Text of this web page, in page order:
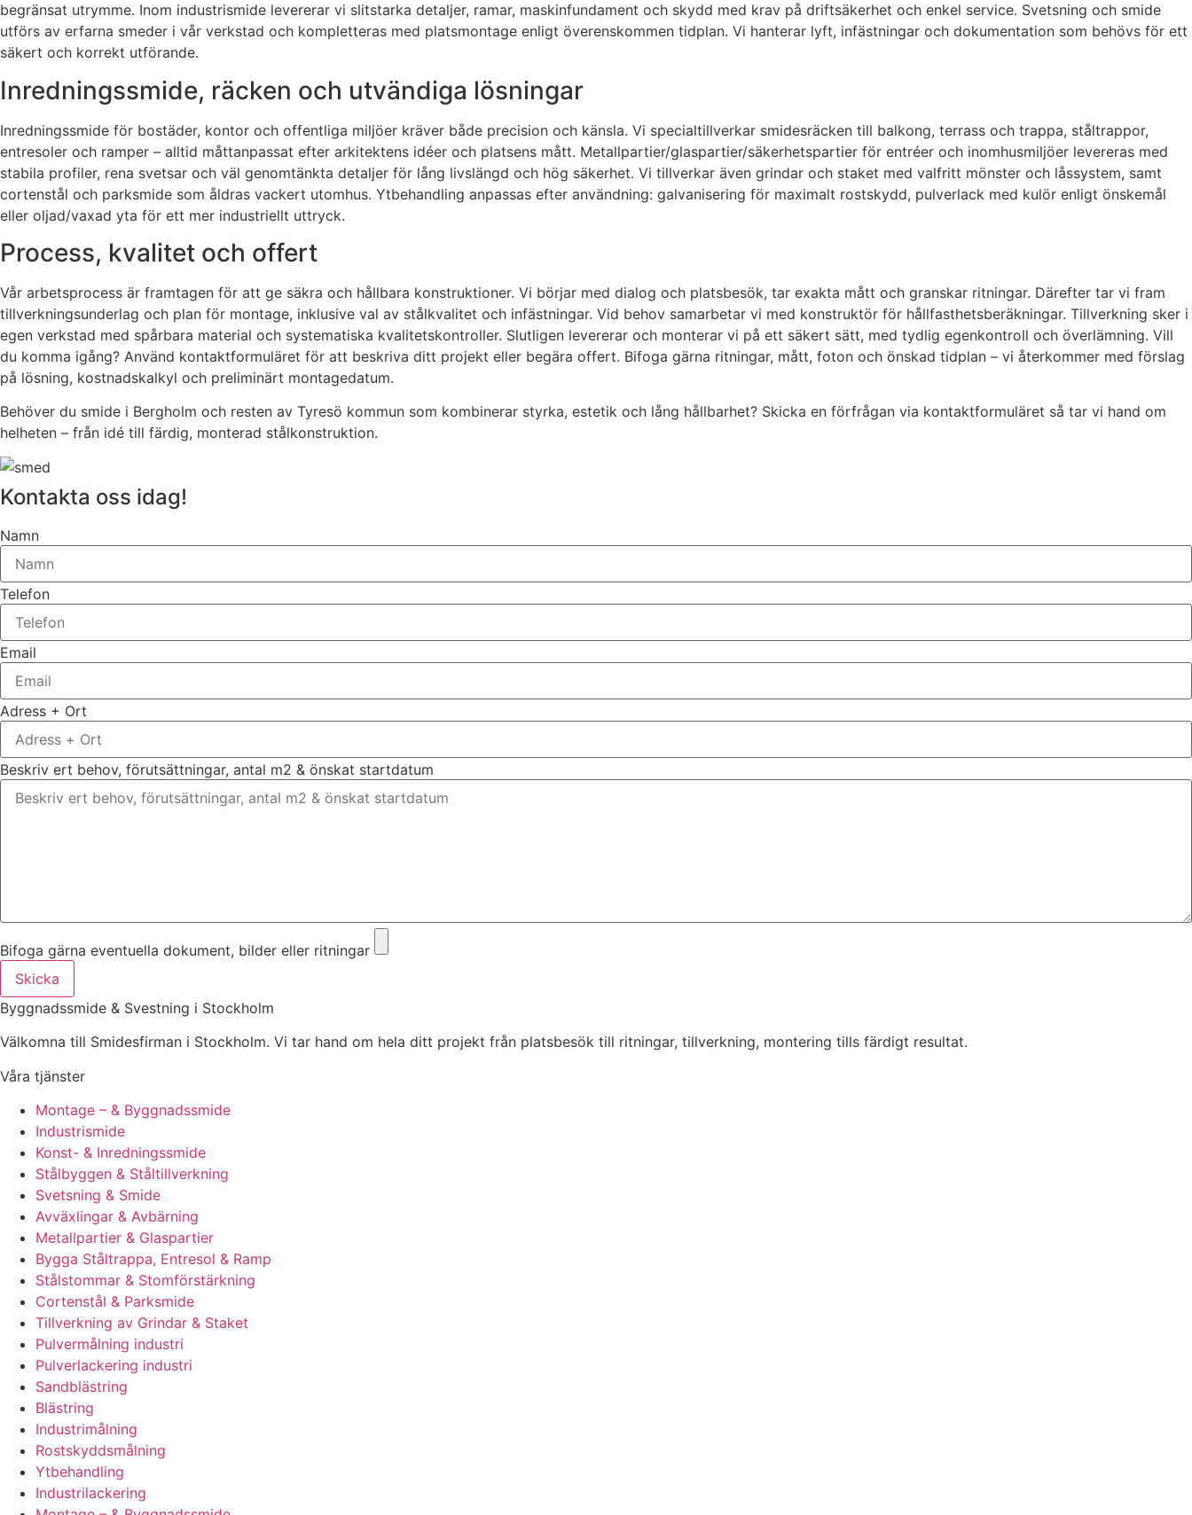
begränsat utrymme. Inom industrismide levererar vi slitstarka detaljer, ramar, maskinfundament och skydd med krav på driftsäkerhet och enkel service. Svetsning och smide
utförs av erfarna smeder i vår verkstad och kompletteras med platsmontage enligt överenskommen tidplan. Vi hanterar lyft, infästningar och dokumentation som behövs för ett
säkert och korrekt utförande.
Inredningssmide, räcken och utvändiga lösningar
Inredningssmide för bostäder, kontor och offentliga miljöer kräver både precision och känsla. Vi specialtillverkar smidesräcken till balkong, terrass och trappa, ståltrappor,
entresoler och ramper – alltid måttanpassat efter arkitektens idéer och platsens mått. Metallpartier/glaspartier/säkerhetspartier för entréer och inomhusmiljöer levereras med
stabila profiler, rena svetsar och väl genomtänkta detaljer för lång livslängd och hög säkerhet. Vi tillverkar även grindar och staket med valfritt mönster och låssystem, samt
cortenstål och parksmide som åldras vackert utomhus. Ytbehandling anpassas efter användning: galvanisering för maximalt rostskydd, pulverlack med kulör enligt önskemål
eller oljad/vaxad yta för ett mer industriellt uttryck.
Process, kvalitet och offert
Vår arbetsprocess är framtagen för att ge säkra och hållbara konstruktioner. Vi börjar med dialog och platsbesök, tar exakta mått och granskar ritningar. Därefter tar vi fram
tillverkningsunderlag och plan för montage, inklusive val av stålkvalitet och infästningar. Vid behov samarbetar vi med konstruktör för hållfasthetsberäkningar. Tillverkning sker i
egen verkstad med spårbara material och systematiska kvalitetskontroller. Slutligen levererar och monterar vi på ett säkert sätt, med tydlig egenkontroll och överlämning. Vill
du komma igång? Använd kontaktformuläret för att beskriva ditt projekt eller begära offert. Bifoga gärna ritningar, mått, foton och önskad tidplan – vi återkommer med förslag
på lösning, kostnadskalkyl och preliminärt montagedatum.
Behöver du smide i Bergholm och resten av Tyresö kommun som kombinerar styrka, estetik och lång hållbarhet? Skicka en förfrågan via kontaktformuläret så tar vi hand om
helheten – från idé till färdig, monterad stålkonstruktion.
Kontakta oss idag!
Namn
Telefon
Email
Adress + Ort
Beskriv ert behov, förutsättningar, antal m2 & önskat startdatum
Bifoga gärna eventuella dokument, bilder eller ritningar
Skicka
Byggnadssmide & Svestning i Stockholm
Välkomna till Smidesfirman i Stockholm. Vi tar hand om hela ditt projekt från platsbesök till ritningar, tillverkning, montering tills färdigt resultat.
Våra tjänster
Montage – & Byggnadssmide
Industrismide
Konst- & Inredningssmide
Stålbyggen & Ståltillverkning
Svetsning & Smide
Avväxlingar & Avbärning
Metallpartier & Glaspartier
Bygga Ståltrappa, Entresol & Ramp
Stålstommar & Stomförstärkning
Cortenstål & Parksmide
Tillverkning av Grindar & Staket
Pulvermålning industri
Pulverlackering industri
Sandblästring
Blästring
Industrimålning
Rostskyddsmålning
Ytbehandling
Industrilackering